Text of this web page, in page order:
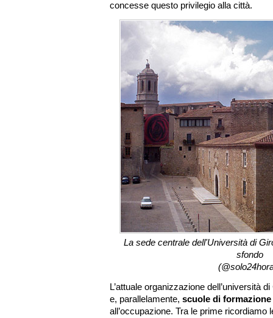
concesse questo privilegio alla città.
La sede centrale dell'Università di
sfondo
L’attuale organizzazione dell’università
e, parallelamente, scuole di
all’occupazione. Tra le prime ricordiamo